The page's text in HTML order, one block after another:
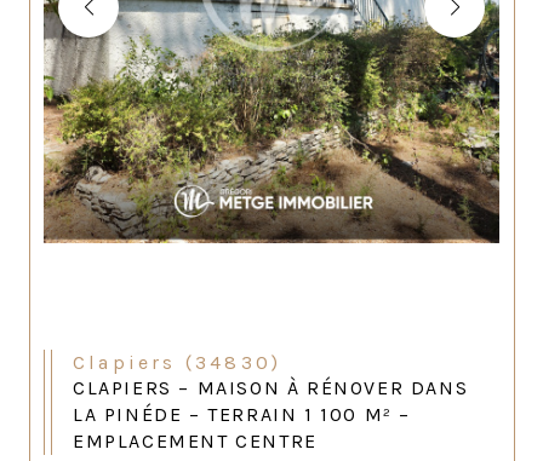
Clapiers (34830)
CLAPIERS – MAISON À RÉNOVER DANS
LA PINÉDE – TERRAIN 1 100 M² –
EMPLACEMENT CENTRE